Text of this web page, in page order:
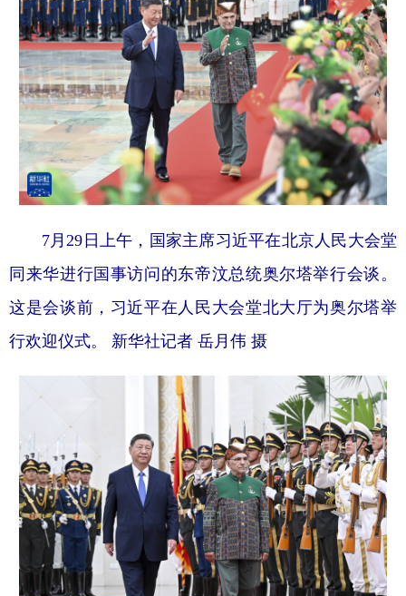
7月29日上午，国家主席习近平在北京人民大会堂
同来华进行国事访问的东帝汶总统奥尔塔举行会谈。
这是会谈前，习近平在人民大会堂北大厅为奥尔塔举
行欢迎仪式。 新华社记者 岳月伟 摄